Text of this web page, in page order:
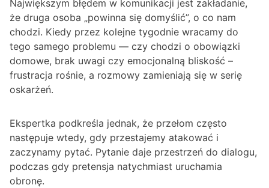
Największym błędem w komunikacji jest zakładanie,
że druga osoba „powinna się domyślić”, o co nam
chodzi. Kiedy przez kolejne tygodnie wracamy do
tego samego problemu — czy chodzi o obowiązki
domowe, brak uwagi czy emocjonalną bliskość –
frustracja rośnie, a rozmowy zamieniają się w serię
oskarżeń.
Ekspertka podkreśla jednak, że przełom często
następuje wtedy, gdy przestajemy atakować i
zaczynamy pytać. Pytanie daje przestrzeń do dialogu,
podczas gdy pretensja natychmiast uruchamia
obronę.